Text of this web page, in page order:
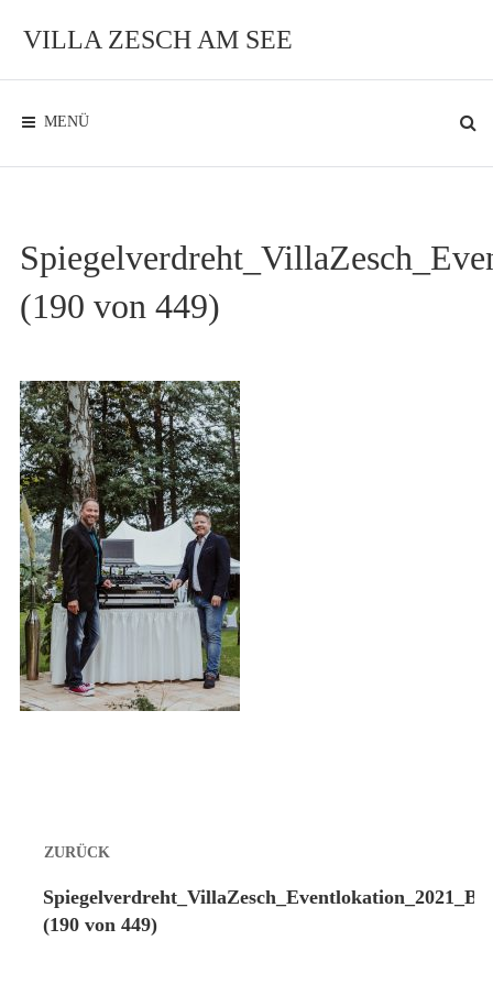
InhaltVILLA ZESCH AM SEE
Ambiente
See MENÜ
(190 von 449)
ZURÜCK
Vorheriger
Beitrag:(190 von 449)